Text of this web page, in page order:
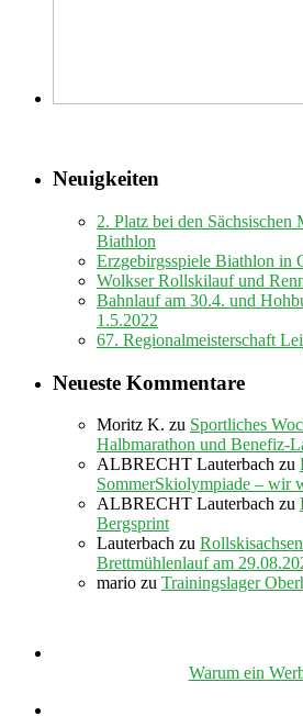
Neuigkeiten
2. Platz bei den Sächsischen
Biathlon
Erzgebirgsspiele Biathlon in
Wolkser Rollskilauf und
Bahnlauf am 30.4. und
1.5.2022
67. Regionalmeisterschaft
Neueste Kommentare
Moritz K. zu Sportliches
Halbmarathon und Benefiz-
ALBRECHT Lauterbach zu
SommerSkiolympiade – wir
ALBRECHT Lauterbach zu
Bergsprint
Lauterbach zu
Brettmühlenlauf am
mario zu Trainingslager
Warum ein